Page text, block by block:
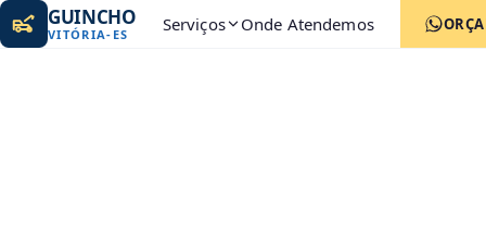
GUINCHO
VITÓRIA- ES Serviços Onde Atendemos